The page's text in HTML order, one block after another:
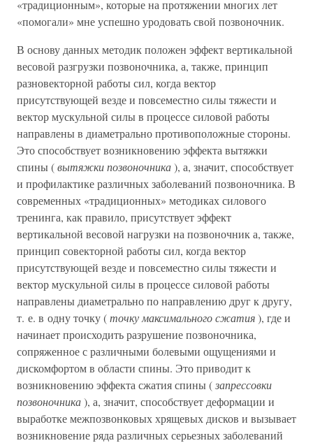
«традиционным», которые на протяжении многих лет
«помогали» мне успешно уродовать свой позвоночник.
В основу данных методик положен эффект вертикальной
весовой разгрузки позвоночника, а, также, принцип
разновекторной работы сил, когда вектор
присутствующей везде и повсеместно силы тяжести и
вектор мускульной силы в процессе силовой работы
направлены в диаметрально противоположные стороны.
Это способствует возникновению эффекта вытяжки
спины (вытяжки позвоночника), а, значит, способствует
и профилактике различных заболеваний позвоночника. В
современных «традиционных» методиках силового
тренинга, как правило, присутствует эффект
вертикальной весовой нагрузки на позвоночник а, также,
принцип совекторной работы сил, когда вектор
присутствующей везде и повсеместно силы тяжести и
вектор мускульной силы в процессе силовой работы
направлены диаметрально по направлению друг к другу,
т. е. в одну точку (точку максимального сжатия), где и
начинает происходить разрушение позвоночника,
сопряженное с различными болевыми ощущениями и
дискомфортом в области спины. Это приводит к
возникновению эффекта сжатия спины (запрессовки
позвоночника), а, значит, способствует деформации и
выработке межпозвонковых хрящевых дисков и вызывает
возникновение ряда различных серьезных заболеваний